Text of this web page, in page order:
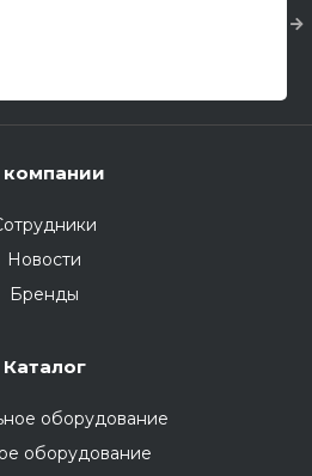
Новости
Бренды
Каталог
оборудование
оборудование